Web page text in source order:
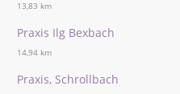
13,83 km
Praxis Ilg Bexbach
14,94 km
Praxis, Schrollbach